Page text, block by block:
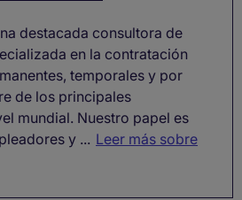
destacada consultora de
en la contratación
temporales y por
de los principales
mundial. Nuestro papel es
y ... Leer más sobre